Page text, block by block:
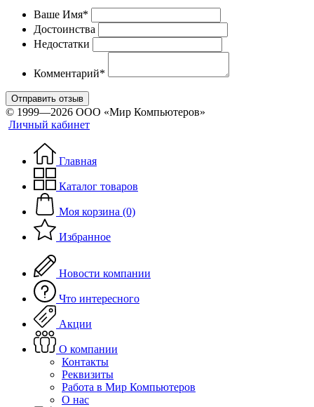
Ваше Имя*
Достоинства
Недостатки
Комментарий*
Отправить отзыв
© 1999—2026 ООО «Мир Компьютеров»
Личный кабинет
Главная
Каталог товаров
Моя корзина (0)
Избранное
Новости компании
Что интересного
Акции
О компании
Контакты
Реквизиты
Работа в Мир Компьютеров
О нас